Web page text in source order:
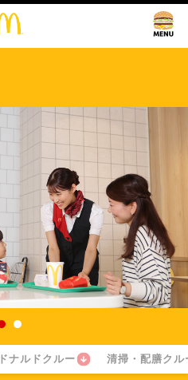
ナルドクルー 清掃・配膳クル